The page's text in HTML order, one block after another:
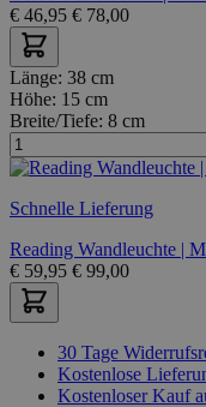
€ 46,95 € 78,00
Länge: 38 cm
Höhe: 15 cm
Breite/Tiefe: 8 cm
Schnelle Lieferung
Reading Wandleuchte |
€ 59,95 € 99,00
30 Tage
Kostenlose
Kostenloser Kauf